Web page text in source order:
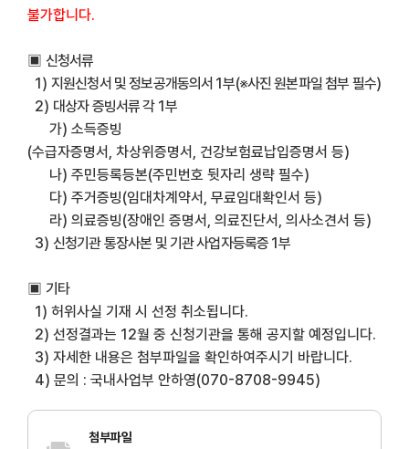
불가합니다.
▣ 신청서류
1) 지원신청서 및 정보공개동의서 1부(※사진 원본파일 첨부 필수)
2) 대상자 증빙서류 각 1부
가) 소득증빙
(수급자증명서 , 차상위증명서 , 건강보험료납입증명서 등)
나) 주민등록등본(주민번호 뒷자리 생략 필수)
다) 주거증빙(임대차계약서 , 무료임대확인서 등)
라) 의료증빙(장애인 증명서, 의료진단서, 의사소견서 등)
3) 신청기관 통장사본 및 기관 사업자등록증 1부
▣ 기타
1) 허위사실 기재 시 선정 취소됩니다.
2) 선정결과는 12월 중 신청기관을 통해 공지할 예정입니다.
3) 자세한 내용은 첨부파일을 확인하여주시기 바랍니다.
4) 문의 : 국내사업부 안하영(070-8708-9945)
첨부파일